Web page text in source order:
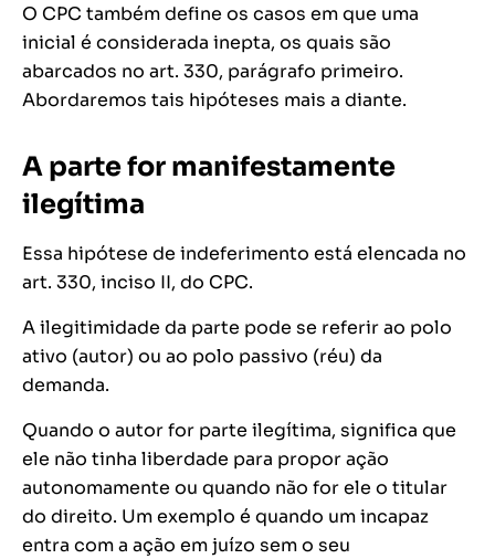
O CPC também define os casos em que uma
inicial é considerada inepta, os quais são
abarcados no art. 330, parágrafo primeiro.
Abordaremos tais hipóteses mais a diante.
A parte for manifestamente
ilegítima
Essa hipótese de indeferimento está elencada no
art. 330, inciso II, do CPC.
A ilegitimidade da parte pode se referir ao polo
ativo (autor) ou ao polo passivo (réu) da
demanda.
Quando o autor for parte ilegítima, significa que
ele não tinha liberdade para propor ação
autonomamente ou quando não for ele o titular
do direito. Um exemplo é quando um incapaz
entra com a ação em juízo sem o seu